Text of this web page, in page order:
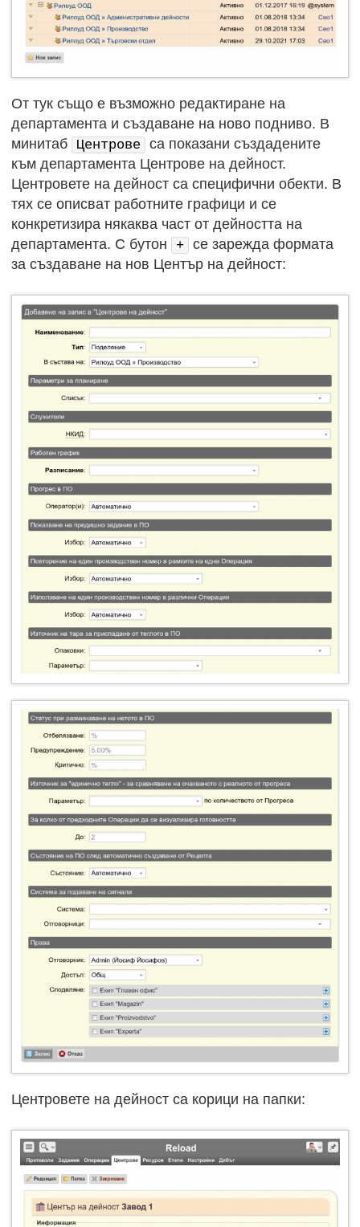
От тук също е възможно редактиране на
департамента и създаване на ново подниво. В
минитаб
Центрове
са показани създадените
към департамента Центрове на дейност.
Центровете на дейност са специфични обекти. В
тях се описват работните графици и се
конкретизира някаква част от дейността на
департамента. С бутон
+ се зарежда формата
за създаване на нов Център на дейност:
Центровете на дейност са корици на папки: